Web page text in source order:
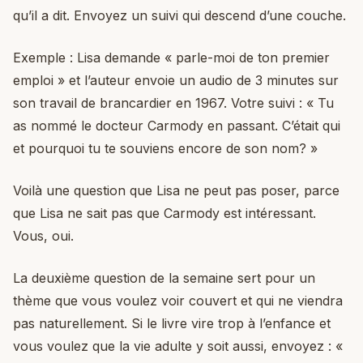
qu’il a dit. Envoyez un suivi qui descend d’une couche.
Exemple : Lisa demande « parle-moi de ton premier
emploi » et l’auteur envoie un audio de 3 minutes sur
son travail de brancardier en 1967. Votre suivi : « Tu
as nommé le docteur Carmody en passant. C’était qui
et pourquoi tu te souviens encore de son nom? »
Voilà une question que Lisa ne peut pas poser, parce
que Lisa ne sait pas que Carmody est intéressant.
Vous, oui.
La deuxième question de la semaine sert pour un
thème que vous voulez voir couvert et qui ne viendra
pas naturellement. Si le livre vire trop à l’enfance et
vous voulez que la vie adulte y soit aussi, envoyez : «